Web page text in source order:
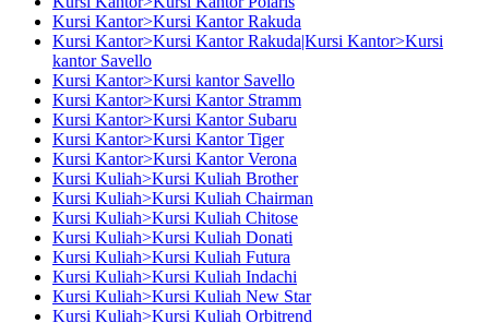
Kursi Kantor>Kursi Kantor Rakuda
Kursi Kantor>Kursi Kantor Rakuda|Kursi Kantor>Kursi
kantor Savello
Kursi Kantor>Kursi kantor Savello
Kursi Kantor>Kursi Kantor Stramm
Kursi Kantor>Kursi Kantor Subaru
Kursi Kantor>Kursi Kantor Tiger
Kursi Kantor>Kursi Kantor Verona
Kursi Kuliah>Kursi Kuliah Brother
Kursi Kuliah>Kursi Kuliah Chairman
Kursi Kuliah>Kursi Kuliah Chitose
Kursi Kuliah>Kursi Kuliah Donati
Kursi Kuliah>Kursi Kuliah Futura
Kursi Kuliah>Kursi Kuliah Indachi
Kursi Kuliah>Kursi Kuliah New Star
Kursi Kuliah>Kursi Kuliah Orbitrend